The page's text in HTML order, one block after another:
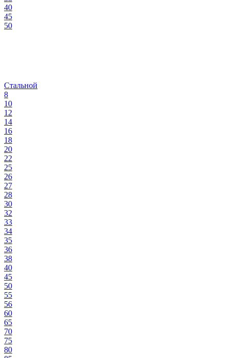
40
45
50
Стальной
8
10
12
14
16
18
20
22
25
26
27
28
30
32
33
34
35
36
38
40
45
50
55
56
60
65
70
75
80